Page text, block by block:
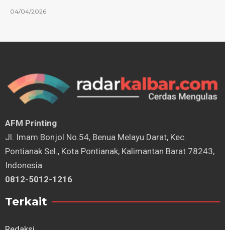
04/04/2026
AFM Printing
⁠Jl. Imam Bonjol No.54, Benua Melayu Darat, Kec.
Pontianak Sel., Kota Pontianak, Kalimantan Barat 78243,
Indonesia
0812-5012-1216
Terkait